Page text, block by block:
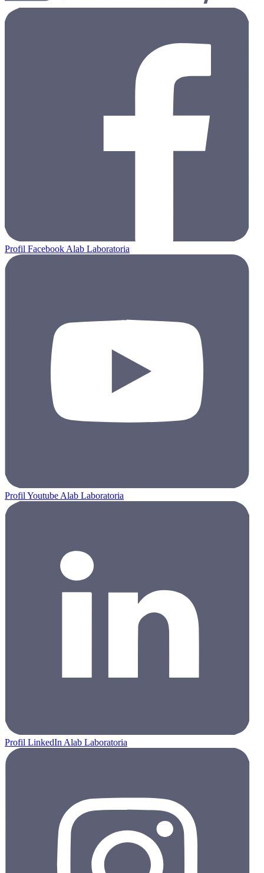
Profil Facebook Alab Laboratoria
Profil Youtube Alab Laboratoria
Profil LinkedIn Alab Laboratoria